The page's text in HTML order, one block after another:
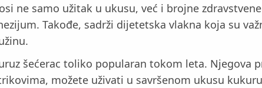
ne samo užitak u ukusu, već i brojne
Takođe, sadrži dijetetska vlakna koja su
šećerac toliko popularan tokom leta. Njegova
možete uživati u savršenom ukusu